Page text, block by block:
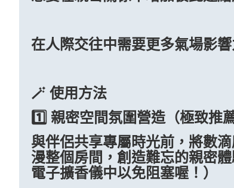
在人際交往中需要更多氣場影
🪄 使用方法
1️⃣ 親密空間氛圍營造（極致推薦
與伴侶共享專屬時光前，將數
漫整個房間，創造難忘的親密
電子擴香儀中以免阻塞喔！）